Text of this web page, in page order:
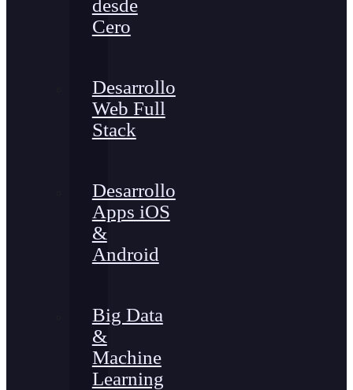
desde
Cero
Desarrollo
Web Full
Stack
Desarrollo
Apps iOS
&
Android
Big Data
&
Machine
Learning